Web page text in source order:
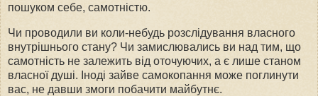
пошуком себе, самотністю.
Чи проводили ви коли-небудь розслідування власного
внутрішнього стану? Чи замислювались ви над тим, що
самотність не залежить від оточуючих, а є лише станом
власної душі. Іноді зайве самокопання може поглинути
вас, не давши змоги побачити майбутнє.